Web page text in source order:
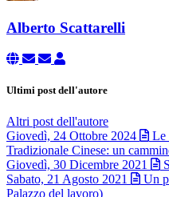
Alberto Scattarelli
Ultimi post dell'autore
Altri post dell'autore
Giovedì, 24 Ottobre 2024
Le
Tradizionale Cinese: un
Giovedì, 30 Dicembre 2021
Sabato, 21 Agosto 2021
Un
Palazzo del lavoro)